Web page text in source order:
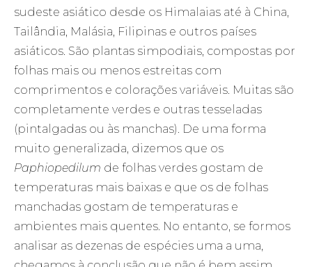
sudeste asiático desde os Himalaias até à China,
Tailândia, Malásia, Filipinas e outros países
asiáticos. São plantas simpodiais, compostas por
folhas mais ou menos estreitas com
comprimentos e colorações variáveis. Muitas são
completamente verdes e outras tesseladas
(pintalgadas ou às manchas). De uma forma
muito generalizada, dizemos que os
Paphiopedilum de folhas verdes gostam de
temperaturas mais baixas e que os de folhas
manchadas gostam de temperaturas e
ambientes mais quentes. No entanto, se formos
analisar as dezenas de espécies uma a uma,